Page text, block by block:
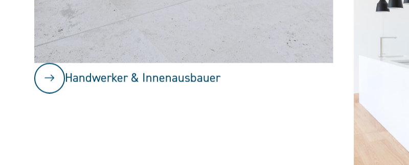
Handwerker & Innenausbauer